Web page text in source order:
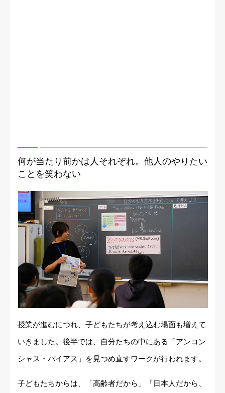
何が当たり前かは人それぞれ。他人のやりたい
ことを笑わない
授業が進むにつれ、子どもたちが考え込む場面も増えて
いきました。後半では、自分たちの中にある「アンコン
シャス・バイアス」を見つめ直すワークが行われます。
子どもたちからは、「高齢者だから」「日本人だから、